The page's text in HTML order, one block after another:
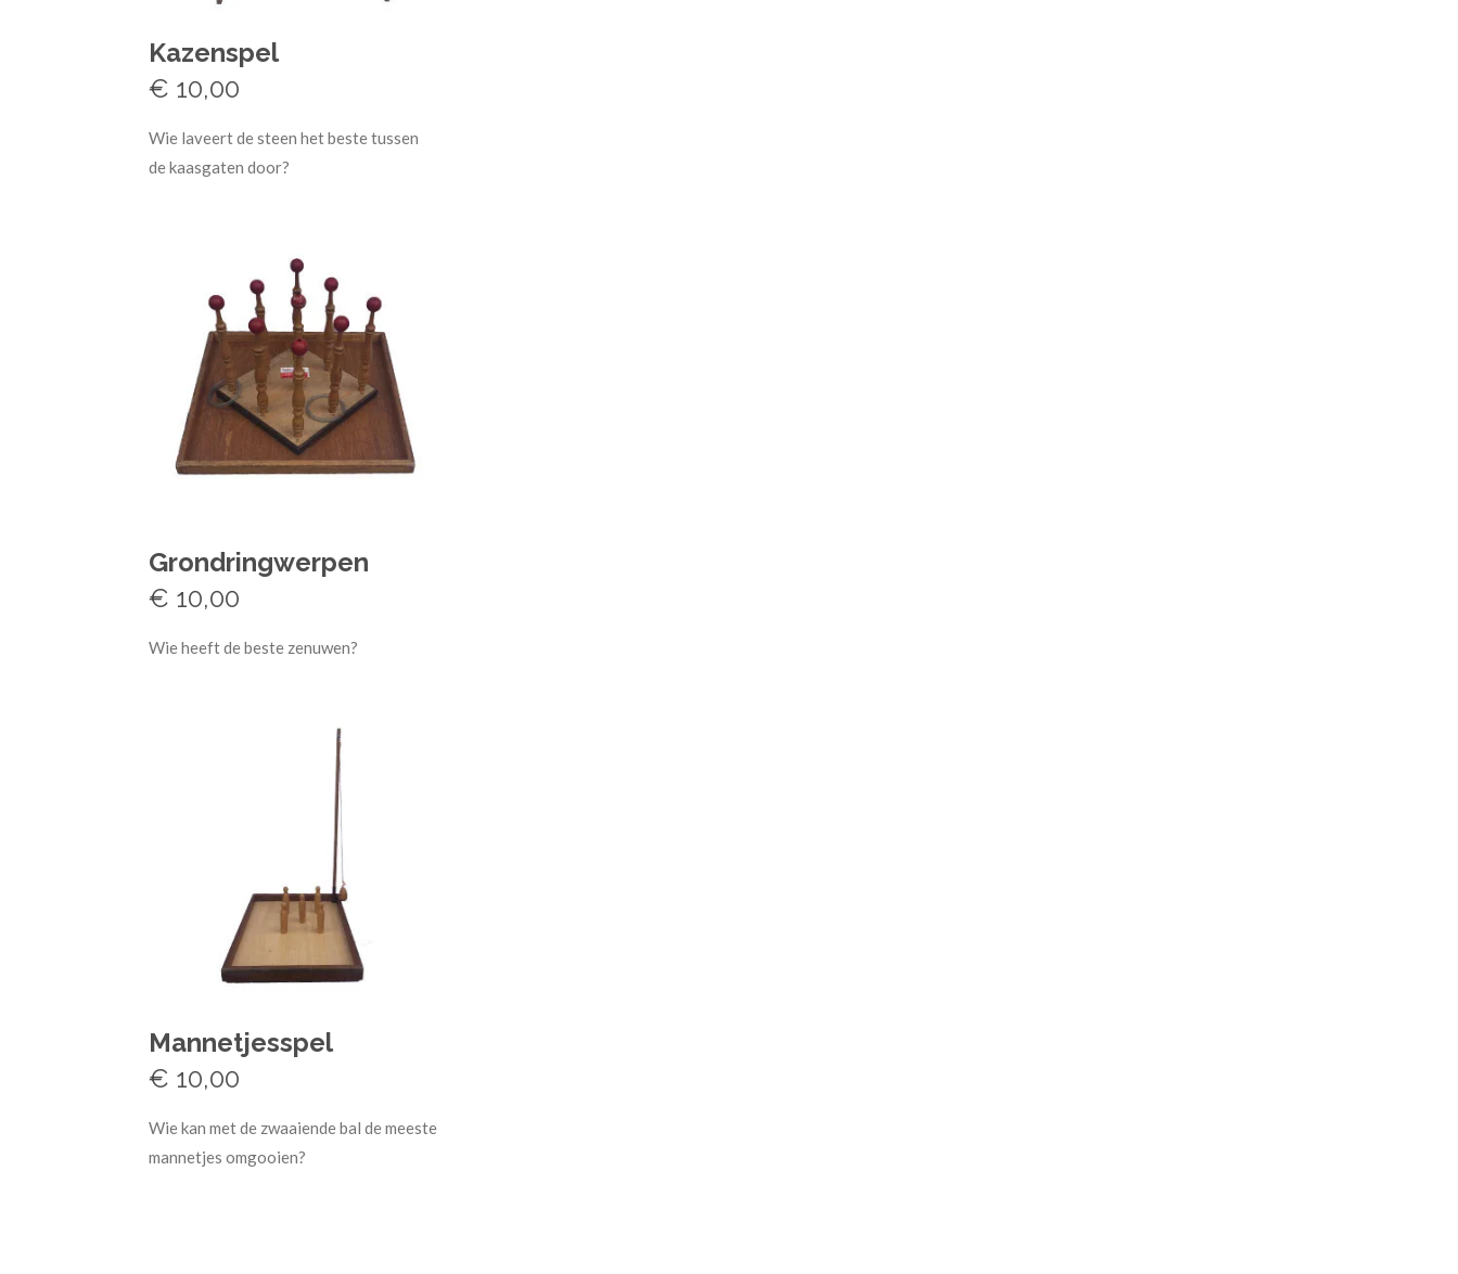
Kazenspel
€ 10,00
Wie laveert de steen het beste tussen
de kaasgaten door?
Grondringwerpen
€ 10,00
Wie heeft de beste zenuwen?
Mannetjesspel
€ 10,00
Wie kan met de zwaaiende bal de meeste
mannetjes omgooien?